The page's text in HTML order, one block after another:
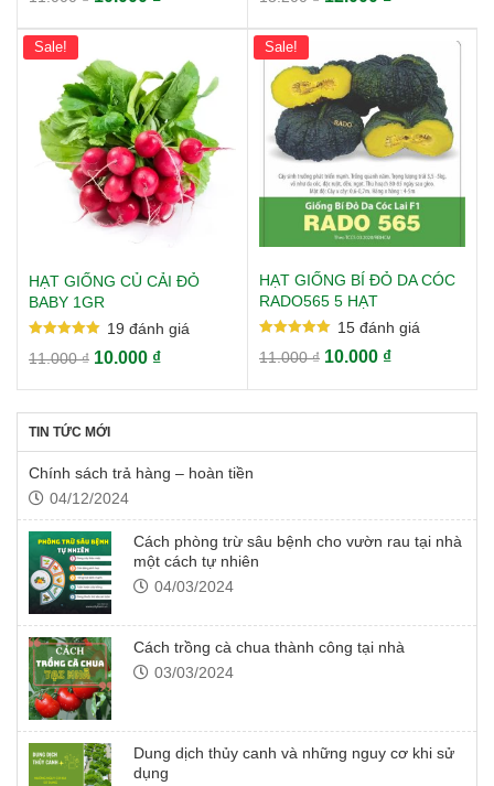
Sale!
HẠT GIỐNG CỦ CẢI ĐỎ
BABY 1GR
5.00
19 đánh giá
11.000₫ 10.000 ₫
Sale!
HẠT GIỐNG BÍ ĐỎ DA CÓC
RADO565 5 HẠT
5.00
15đánh giá
11.000₫ 10.000 ₫
TIN TỨC MỚI
Chính sách trả hàng – hoàn tiền
04/12/2024
Cách phòng trừ sâu bệnh cho vườn rau tại nhà
một cách tự nhiên
04/03/2024
Cách trồng cà chua thành công tại nhà
03/03/2024
Dung dịch thủy canh và những nguy cơ khi sử
dụng